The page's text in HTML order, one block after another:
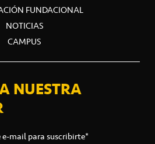
FUNDACIONAL
NOTICIAS
CAMPUS
NUESTRA
mail para suscribirte*